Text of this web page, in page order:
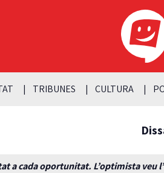
TRIBUNES CULTURA
a cada oportunitat. L’optimista veu